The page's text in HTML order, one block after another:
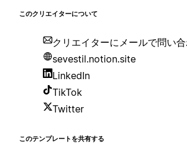
このクリエイターについて
クリエイターにメールで問い
sevestil.notion.site
LinkedIn
TikTok
Twitter
このテンプレートを共有する